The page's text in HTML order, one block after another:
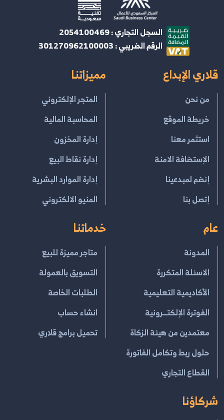
السجل التجاري : 2054100469
الرقم الضريبي : 301270962100003
قلاري الإبداع
من نحن
خريطة الموقع
استثمر معنا
الإستضافة الامنة
إنضم لمبدعينا
إتصل بنا
مميزاتنا
المتجر الإلكتروني
المحاسبة المالية
إدارة المخزون
إدارة نقاط البيع
إدارة الموارد البشرية
المنيو الالكتروني
عام
المدونة
الاسئلة المتكررة
الأكاديمية التعليمية
الفوترة الإلكتــرونية
معتمدين من هيئة الزكاة
حلول ربط وتكامل الفاتورة
القطاع التجاري
خدماتنا
متاجر مميزة للبيع
التسويق بالعمولة
الطلبات الخاصة
انشاء حساب
تحميل برامج قلاري
شركاؤنا